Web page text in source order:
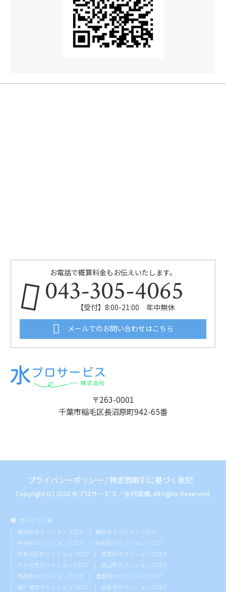
お電話で概算料金もお伝えいたします。
043-305-4065
【受付】8:00-21:00 年中無休
メールでのお問い合わせはこちら
〒263-0001
千葉市稲毛区長沼原町942-65番
プライバシーポリシー /特定商取引に基づく表記
Copyright (C) 2020 水プロサービス／水村設備. All rights Reserved.
サービス一覧
美浜区のクッションフロア
緑区のクッションフロア
中央区のクッションフロア
稲毛区のクッションフロア
花見川区のクッションフロア
若葉区のクッションフロア
八千代市のクッションフロア
芝山町のクッションフロア
市原市のクッションフロア
豊里市のクッションフロア
袖ケ浦市のクッションフロア
佐倉市のクッションフロア